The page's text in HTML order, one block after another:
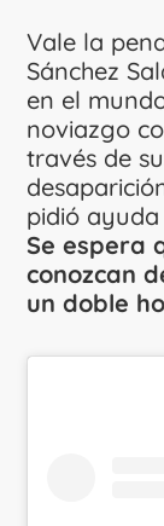
Vale la
Sánchez
en el
noviazgo
través de
pidió
Se espera
conozcan
un doble